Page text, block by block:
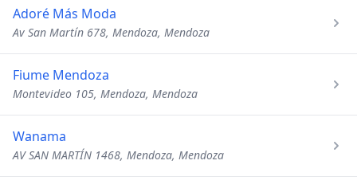
Adoré Más Moda
Av San Martín 678, Mendoza, Mendoza
Fiume Mendoza
Montevideo 105, Mendoza, Mendoza
Wanama
AV SAN MARTÍN 1468, Mendoza, Mendoza